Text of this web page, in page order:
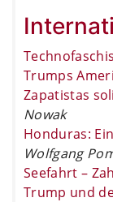
Trumps
Zapatistas
Nowak
Honduras:
Wolfgang
Seefahrt –
Trump und